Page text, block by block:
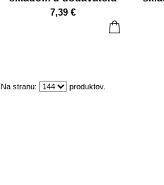
7,39 €
Na stranu: produktov.